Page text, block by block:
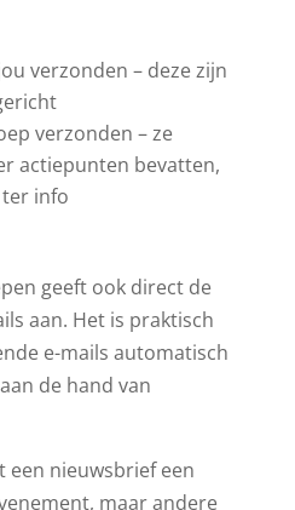
verzonden – deze zijn
verzonden – ze
actiepunten bevatten,
info
geeft ook direct de
aan. Het is praktisch
e-mails automatisch
de hand van
een nieuwsbrief een
maar andere